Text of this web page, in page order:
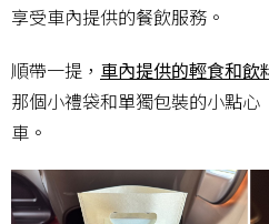
享受車內提供的餐飲服務。
順帶一提， 車內提供的輕食和飲
那個小禮袋和單獨包裝的小點
車。